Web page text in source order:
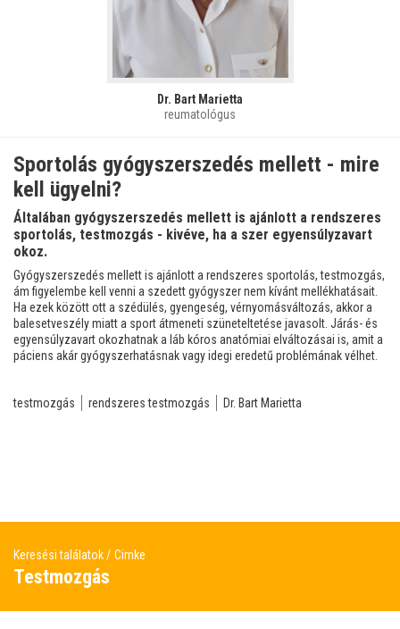
Dr. Bart Marietta
reumatológus
Sportolás gyógyszerszedés mellett - mire
kell ügyelni?
Általában gyógyszerszedés mellett is ajánlott a rendszeres
sportolás, testmozgás - kivéve, ha a szer egyensúlyzavart
okoz.
Gyógyszerszedés mellett is ajánlott a rendszeres sportolás, testmozgás,
ám figyelembe kell venni a szedett gyógyszer nem kívánt mellékhatásait.
Ha ezek között ott a szédülés, gyengeség, vérnyomásváltozás, akkor a
balesetveszély miatt a sport átmeneti szüneteltetése javasolt. Járás- és
egyensúlyzavart okozhatnak a láb kóros anatómiai elváltozásai is, amit a
páciens akár gyógyszerhatásnak vagy idegi eredetű problémának vélhet.
testmozgás rendszeres testmozgás Dr. Bart Marietta
Keresési találatok Cimke
Testmozgás